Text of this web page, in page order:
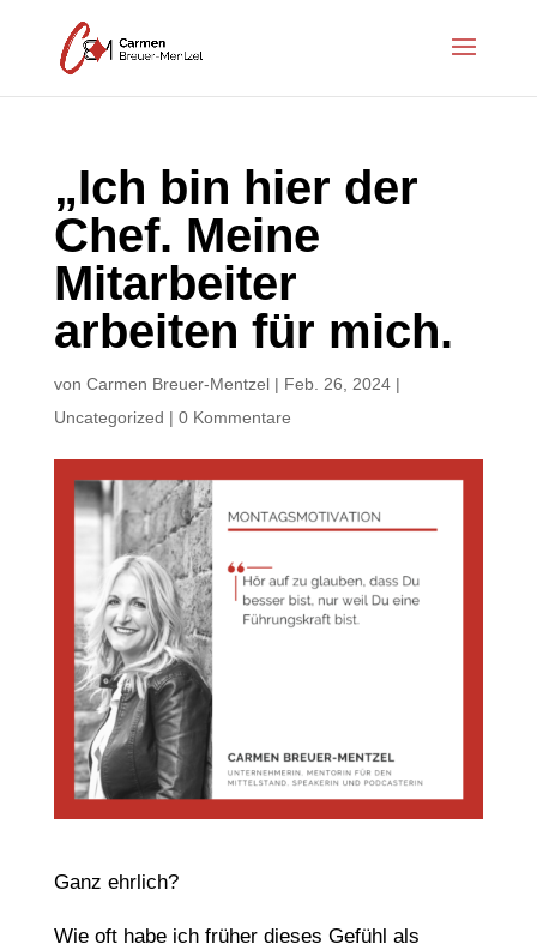
„Ich bin hier der
Chef. Meine
Mitarbeiter
arbeiten für mich.
von Carmen Breuer-Mentzel| Feb. 26, 2024|
Uncategorized | 0 Kommentare
Ganz ehrlich?
Wie oft habe ich früher dieses Gefühl als